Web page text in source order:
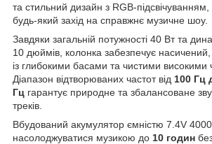
та стильний дизайн з RGB-
будь-який захід на справжнє музичне шоу.
Завдяки загальній потужності 40 Вт та
10 дюймів, колонка забезпечує насичений,
із глибокими басами та чистими високими
Діапазон відтворюваних частот від 100 Гц
Гц гарантує природне та збалансоване
треків.
Вбудований акумулятор ємністю 7.4V
насолоджуватися музикою до 10 годин